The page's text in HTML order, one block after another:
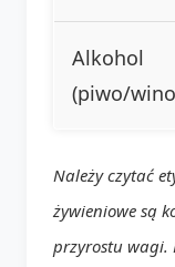
Alkohol
(piwo/
Należy czytać
żywieniowe są
przyrostu wagi.